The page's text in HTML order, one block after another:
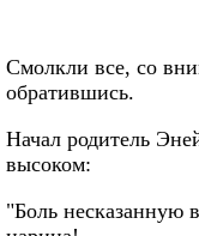
Смолкли все, со
обратившись.
Начал родитель
высоком:
"Боль несказанную